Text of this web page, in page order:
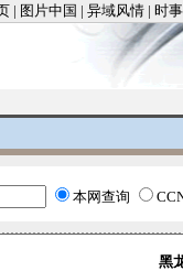
| 图片中国 | 异域风情 | 时
本网查询
黑